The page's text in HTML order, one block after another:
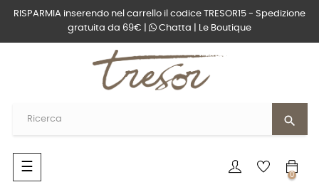
RISPARMIA inserendo nel carrello il codice TRESOR15 - Spedizione
gratuita da 69€ |
Chatta Le Boutique
search
navigazione
Toggle
☰
0